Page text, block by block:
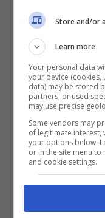
Russia Unita
Guardian
dirigere uno
Cremlino. Ma
cuore di Putin,
ufficiale, era
Shkrebneva. I
1983 e hanno
. Hanno
Store and/or
Learn more
Your personal data
your device
data) may be stored
partners, or used
may use precise
Some vendors may
of legitimate interest,
your options below.
or in the site menu to
and cookie settings.